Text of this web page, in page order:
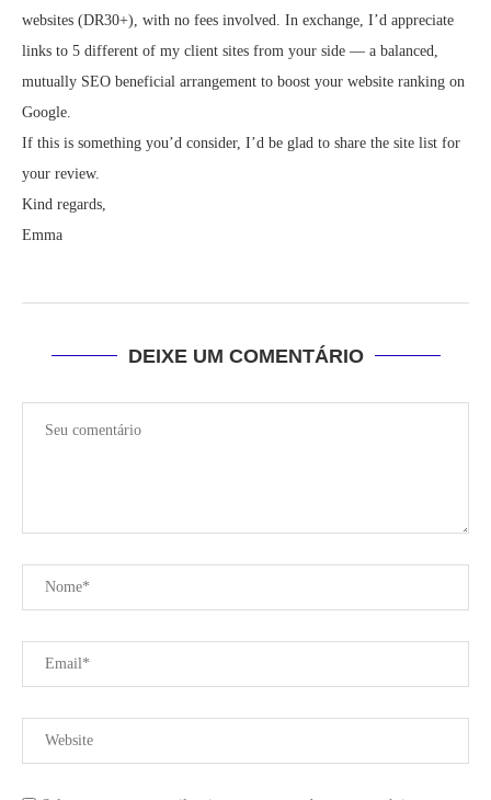
websites (DR30+), with no fees involved. In exchange, I’d appreciate
links to 5 different of my client sites from your side — a balanced,
mutually SEO beneficial arrangement to boost your website ranking on
Google.
If this is something you’d consider, I’d be glad to share the site list for
your review.
Kind regards,
Emma
DEIXE UM COMENTÁRIO